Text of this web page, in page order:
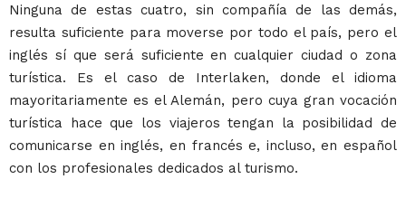
Ninguna de estas cuatro, sin compañía de las demás,
resulta suficiente para moverse por todo el país, pero el
inglés sí que será suficiente en cualquier ciudad o zona
turística. Es el caso de Interlaken, donde el idioma
mayoritariamente es el Alemán, pero cuya gran vocación
turística hace que los viajeros tengan la posibilidad de
comunicarse en inglés, en francés e, incluso, en español
con los profesionales dedicados al turismo.